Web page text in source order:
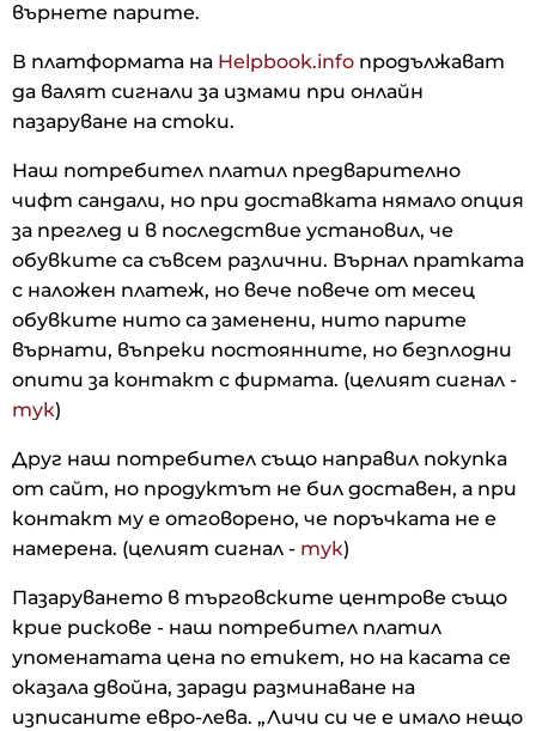
върнете парите.
В платформата на Helpbook.info продължават
да валят сигнали за измами при онлайн
пазаруване на стоки.
Наш потребител платил предварително
чифт сандали, но при доставката нямало опция
за преглед и в последствие установил, че
обувките са съвсем различни. Върнал пратката
с наложен платеж, но вече повече от месец
обувките нито са заменени, нито парите
върнати, въпреки постоянните, но безплодни
опити за контакт с фирмата. (целият сигнал -
тук)
Друг наш потребител също направил покупка
от сайт, но продуктът не бил доставен, а при
контакт му е отговорено, че поръчката не е
намерена. (целият сигнал - тук)
Пазаруването в търговските центрове също
крие рискове - наш потребител платил
упоменатата цена по етикет, но на касата се
оказала двойна, заради разминаване на
изписаните евро-лева. „Личи си че е имало нещо